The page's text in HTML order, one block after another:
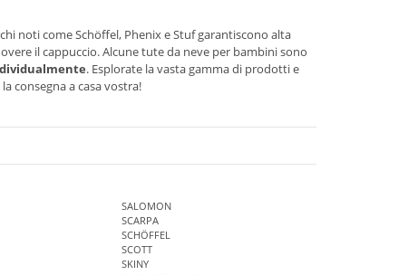
noti come Schöffel, Phenix e Stuf garantiscono alta
il cappuccio. Alcune tute da neve per bambini sono
. Esplorate la vasta gamma di prodotti e
consegna a casa vostra!
SALOMON
SCARPA
SCHÖFFEL
SCOTT
SKINY